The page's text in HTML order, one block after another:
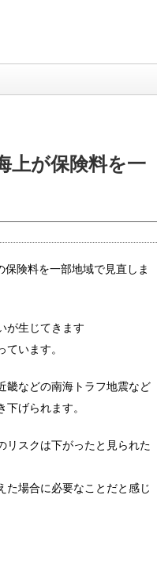
上が保険料を一
険料を一部地域で見直しま
が生じてきます
います。
畿などの南海トラフ地震など
げられます。
リスクは下がったと見られた
た場合に必要なことだと感じ